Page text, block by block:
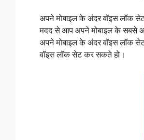
अपने मोबाइल के अंदर वॉइस लॉक
मदद से आप अपने मोबाइल के सबसे
अपने मोबाइल के अंदर वॉइस लॉक
वॉइस लॉक सेट कर सकते हो।